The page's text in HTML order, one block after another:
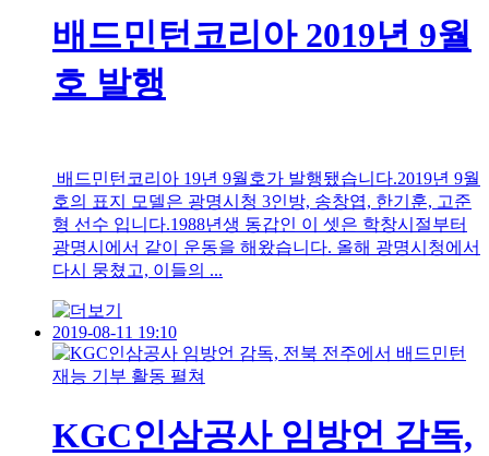
배드민턴코리아 2019년 9월
호 발행
배드민턴코리아 19년 9월호가 발행됐습니다.2019년 9월
호의 표지 모델은 광명시청 3인방, 송창엽, 한기훈, 고준
형 선수 입니다.1988년생 동갑인 이 셋은 학창시절부터
광명시에서 같이 운동을 해왔습니다. 올해 광명시청에서
다시 뭉쳤고, 이들의 ...
2019-08-11 19:10
KGC인삼공사 임방언 감독,